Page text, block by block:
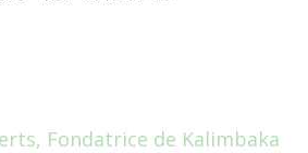
Fondatrice de Kalimbaka